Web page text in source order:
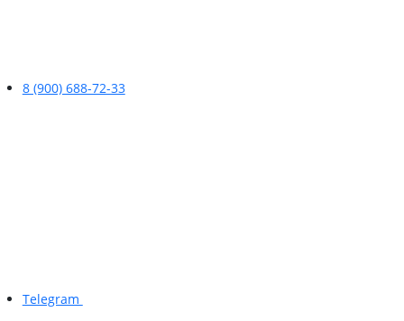
8 (900) 688-72-33
Telegram